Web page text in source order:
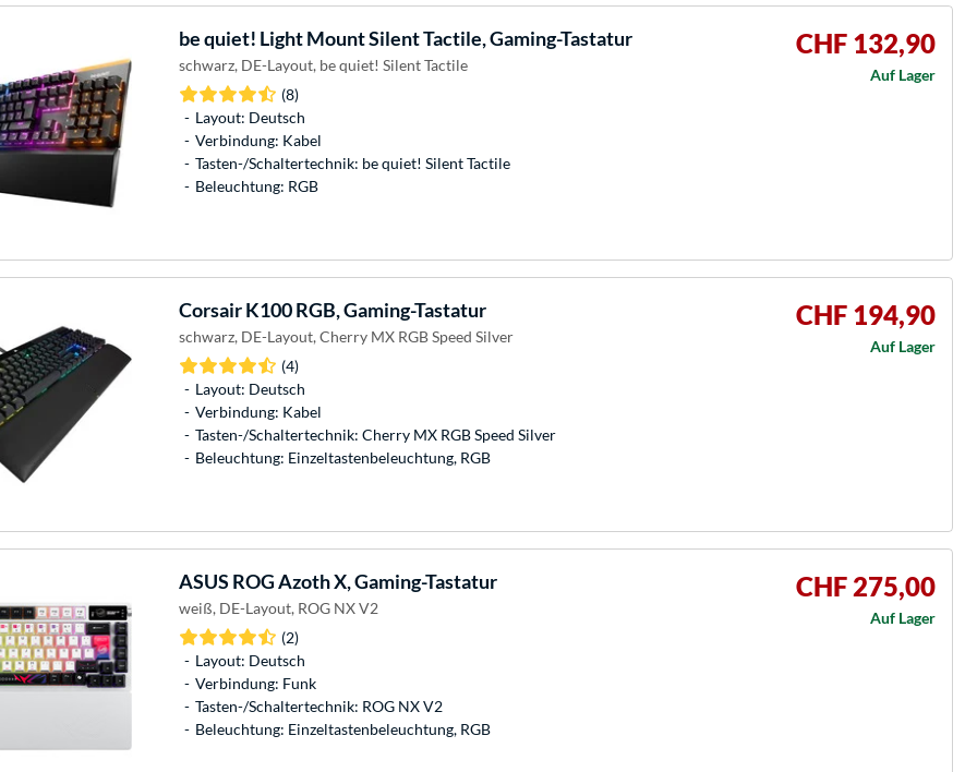
be quiet! Light Mount Silent Tactile, Gaming-Tastatur
schwarz, DE-Layout, be quiet! Silent Tactile
(8)
Layout: Deutsch
Verbindung: Kabel
Tasten-/Schaltertechnik: be quiet! Silent Tactile
Beleuchtung: RGB
CHF 132,90
Auf Lager
CorsairK100 RGB, Gaming-Tastatur
schwarz, DE-Layout, Cherry MX RGB Speed Silver
(4)
Layout: Deutsch
Verbindung: Kabel
Tasten-/Schaltertechnik: Cherry MX RGB Speed Silver
Beleuchtung: Einzeltastenbeleuchtung, RGB
CHF 194,90
Auf Lager
ASUS ROG Azoth X, Gaming-Tastatur
weiß, DE-Layout, ROG NX V2
(2)
Layout: Deutsch
Verbindung: Funk
Tasten-/Schaltertechnik: ROG NX V2
Beleuchtung: Einzeltastenbeleuchtung, RGB
CHF 275,00
Auf Lager